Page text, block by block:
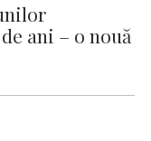
ani – o nouă